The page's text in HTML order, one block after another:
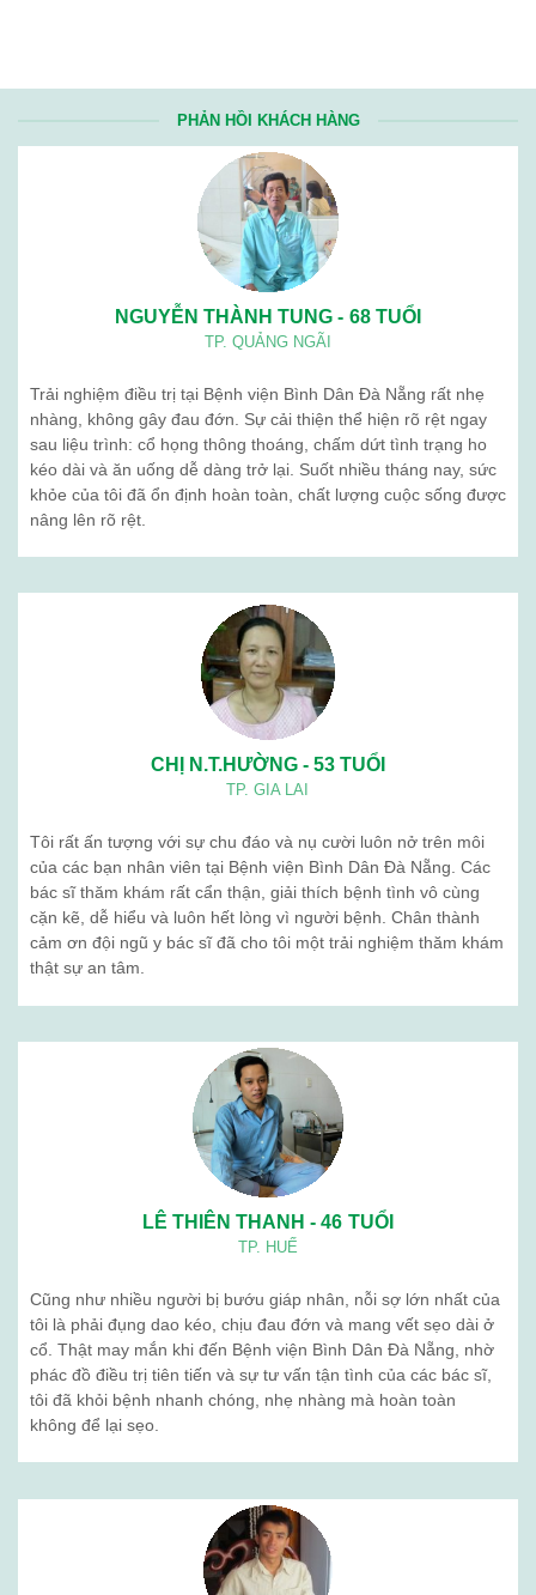
PHẢN HỒI KHÁCH HÀNG
NGUYỄN THÀNH TUNG - 68 TUỔI
TP. QUẢNG NGÃI
Trải nghiệm điều trị tại Bệnh viện Bình Dân Đà Nẵng rất nhẹ
nhàng, không gây đau đớn. Sự cải thiện thể hiện rõ rệt ngay
sau liệu trình: cổ họng thông thoáng, chấm dứt tình trạng ho
kéo dài và ăn uống dễ dàng trở lại. Suốt nhiều tháng nay, sức
khỏe của tôi đã ổn định hoàn toàn, chất lượng cuộc sống được
nâng lên rõ rệt.
CHỊ N.T.HƯỜNG - 53 TUỔI
TP. GIA LAI
Tôi rất ấn tượng với sự chu đáo và nụ cười luôn nở trên môi
của các bạn nhân viên tại Bệnh viện Bình Dân Đà Nẵng. Các
bác sĩ thăm khám rất cẩn thận, giải thích bệnh tình vô cùng
cặn kẽ, dễ hiểu và luôn hết lòng vì người bệnh. Chân thành
cảm ơn đội ngũ y bác sĩ đã cho tôi một trải nghiệm thăm khám
thật sự an tâm.
LÊ THIÊN THANH - 46 TUỔI
TP. HUẾ
Cũng như nhiều người bị bướu giáp nhân, nỗi sợ lớn nhất của
tôi là phải đụng dao kéo, chịu đau đớn và mang vết sẹo dài ở
cổ. Thật may mắn khi đến Bệnh viện Bình Dân Đà Nẵng, nhờ
phác đồ điều trị tiên tiến và sự tư vấn tận tình của các bác sĩ,
tôi đã khỏi bệnh nhanh chóng, nhẹ nhàng mà hoàn toàn
không để lại sẹo.